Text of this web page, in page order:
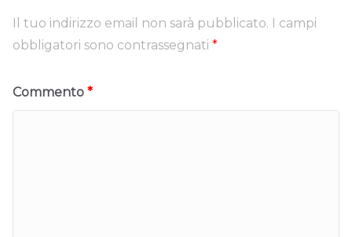
Il tuo indirizzo email non sarà pubblicato. I campi
obbligatori sono contrassegnati *
Commento *